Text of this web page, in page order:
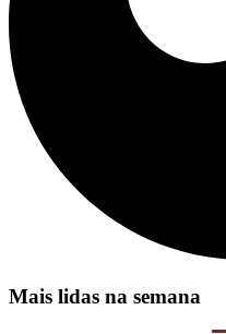
Mais lidas na semana